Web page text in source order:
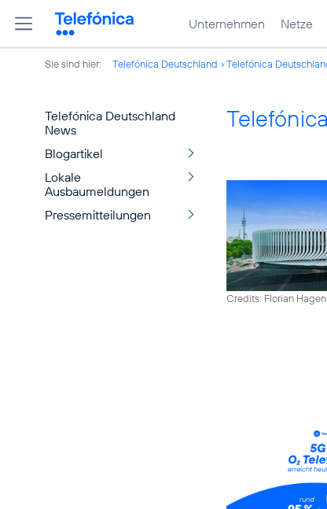
Unternehmen Netze
Sie sind hier: Telefónica Deutschland Telefónica
Telefónica Deutschland
News
Blogartikel
Lokale
Ausbaumeldungen
Pressemitteilungen
Credits: Florian